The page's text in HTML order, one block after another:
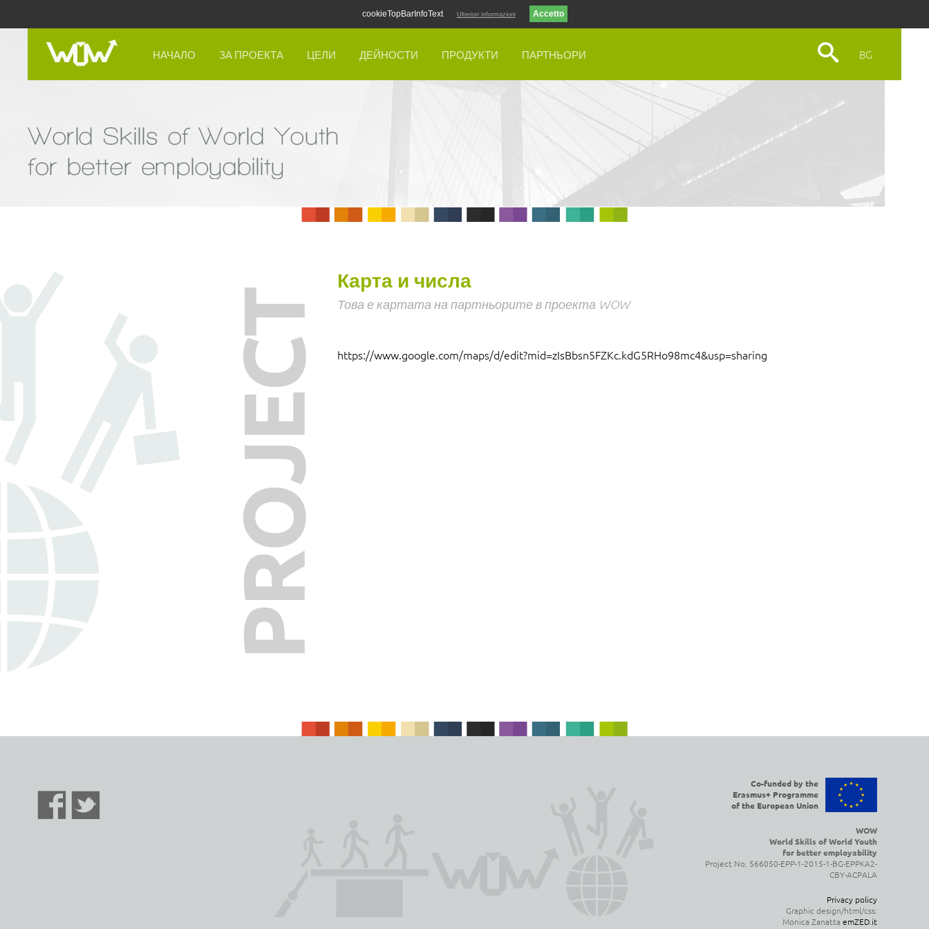
НАЧАЛО ЗА ПРОЕКТА ЦЕЛИ ДЕЙНОСТИ ПРОДУКТИ ПАРТНЬОРИ BG
Карта и числа
Това е картата на партньорите в проекта WOW
https://www.google.com/maps/d/edit?mid=zIsBbsn5FZKc.kdG5RHo98mc4&usp=sharing
Co-funded by the
Erasmus+ Programme
of the European Union
WOW
World Skills of World Youth
for better employability
Project No. 566050-EPP-1-2015-1-BG-EPPKA2-
CBY-ACPALA
Privacy policy
Graphic design/html/css:
Monica Zanatta emZED.it
cookieTopBarInfoText Ulteriori informazioni